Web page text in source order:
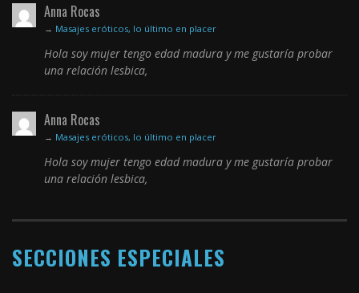
Anna Rocas
→ Masajes eróticos, lo último en placer
Hola soy mujer tengo edad madura y me gustaría probar
una relación lesbica,
Anna Rocas
→ Masajes eróticos, lo último en placer
Hola soy mujer tengo edad madura y me gustaría probar
una relación lesbica,
SECCIONES ESPECIALES